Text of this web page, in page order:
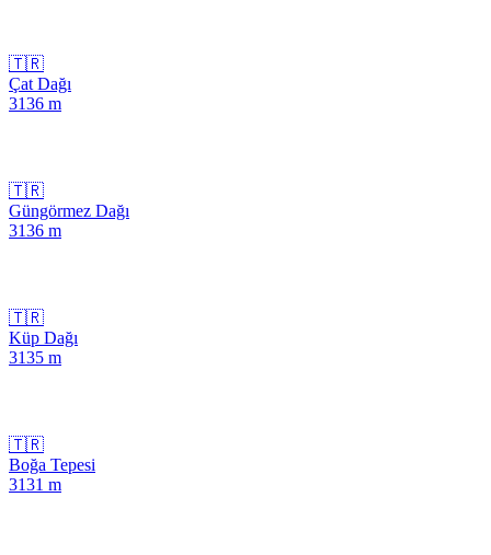
🇹🇷
Çat Dağı
3136 m
🇹🇷
Güngörmez Dağı
3136 m
🇹🇷
Küp Dağı
3135 m
🇹🇷
Boğa Tepesi
3131 m